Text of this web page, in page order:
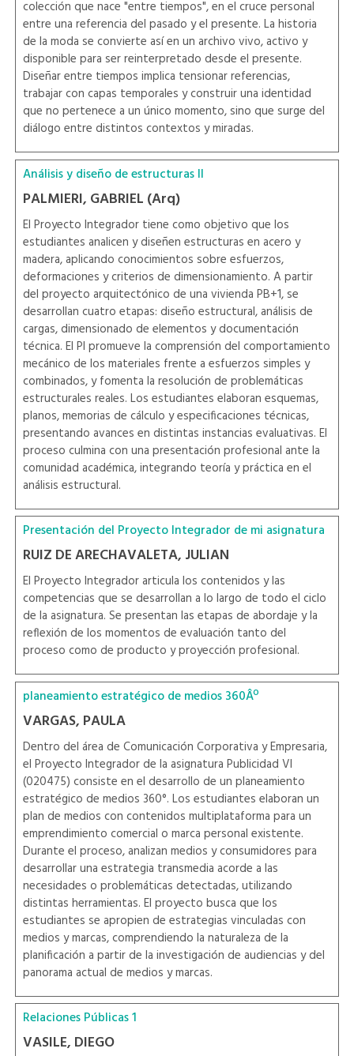
colección que nace "entre tiempos", en el cruce personal
entre una referencia del pasado y el presente. La historia
de la moda se convierte así en un archivo vivo, activo y
disponible para ser reinterpretado desde el presente.
Diseñar entre tiempos implica tensionar referencias,
trabajar con capas temporales y construir una identidad
que no pertenece a un único momento, sino que surge del
diálogo entre distintos contextos y miradas.
Análisis y diseño de estructuras II
PALMIERI, GABRIEL (Arq)
El Proyecto Integrador tiene como objetivo que los
estudiantes analicen y diseñen estructuras en acero y
madera, aplicando conocimientos sobre esfuerzos,
deformaciones y criterios de dimensionamiento. A partir
del proyecto arquitectónico de una vivienda PB+1, se
desarrollan cuatro etapas: diseño estructural, análisis de
cargas, dimensionado de elementos y documentación
técnica. El PI promueve la comprensión del comportamiento
mecánico de los materiales frente a esfuerzos simples y
combinados, y fomenta la resolución de problemáticas
estructurales reales. Los estudiantes elaboran esquemas,
planos, memorias de cálculo y especificaciones técnicas,
presentando avances en distintas instancias evaluativas. El
proceso culmina con una presentación profesional ante la
comunidad académica, integrando teoría y práctica en el
análisis estructural.
Presentación del Proyecto Integrador de mi asignatura
RUIZ DE ARECHAVALETA, JULIAN
El Proyecto Integrador articula los contenidos y las
competencias que se desarrollan a lo largo de todo el ciclo
de la asignatura. Se presentan las etapas de abordaje y la
reflexión de los momentos de evaluación tanto del
proceso como de producto y proyección profesional.
planeamiento estratégico de medios 360Âº
VARGAS, PAULA
Dentro del área de Comunicación Corporativa y Empresaria,
el Proyecto Integrador de la asignatura Publicidad VI
(020475) consiste en el desarrollo de un planeamiento
estratégico de medios 360°. Los estudiantes elaboran un
plan de medios con contenidos multiplataforma para un
emprendimiento comercial o marca personal existente.
Durante el proceso, analizan medios y consumidores para
desarrollar una estrategia transmedia acorde a las
necesidades o problemáticas detectadas, utilizando
distintas herramientas. El proyecto busca que los
estudiantes se apropien de estrategias vinculadas con
medios y marcas, comprendiendo la naturaleza de la
planificación a partir de la investigación de audiencias y del
panorama actual de medios y marcas.
Relaciones Públicas 1
VASILE, DIEGO